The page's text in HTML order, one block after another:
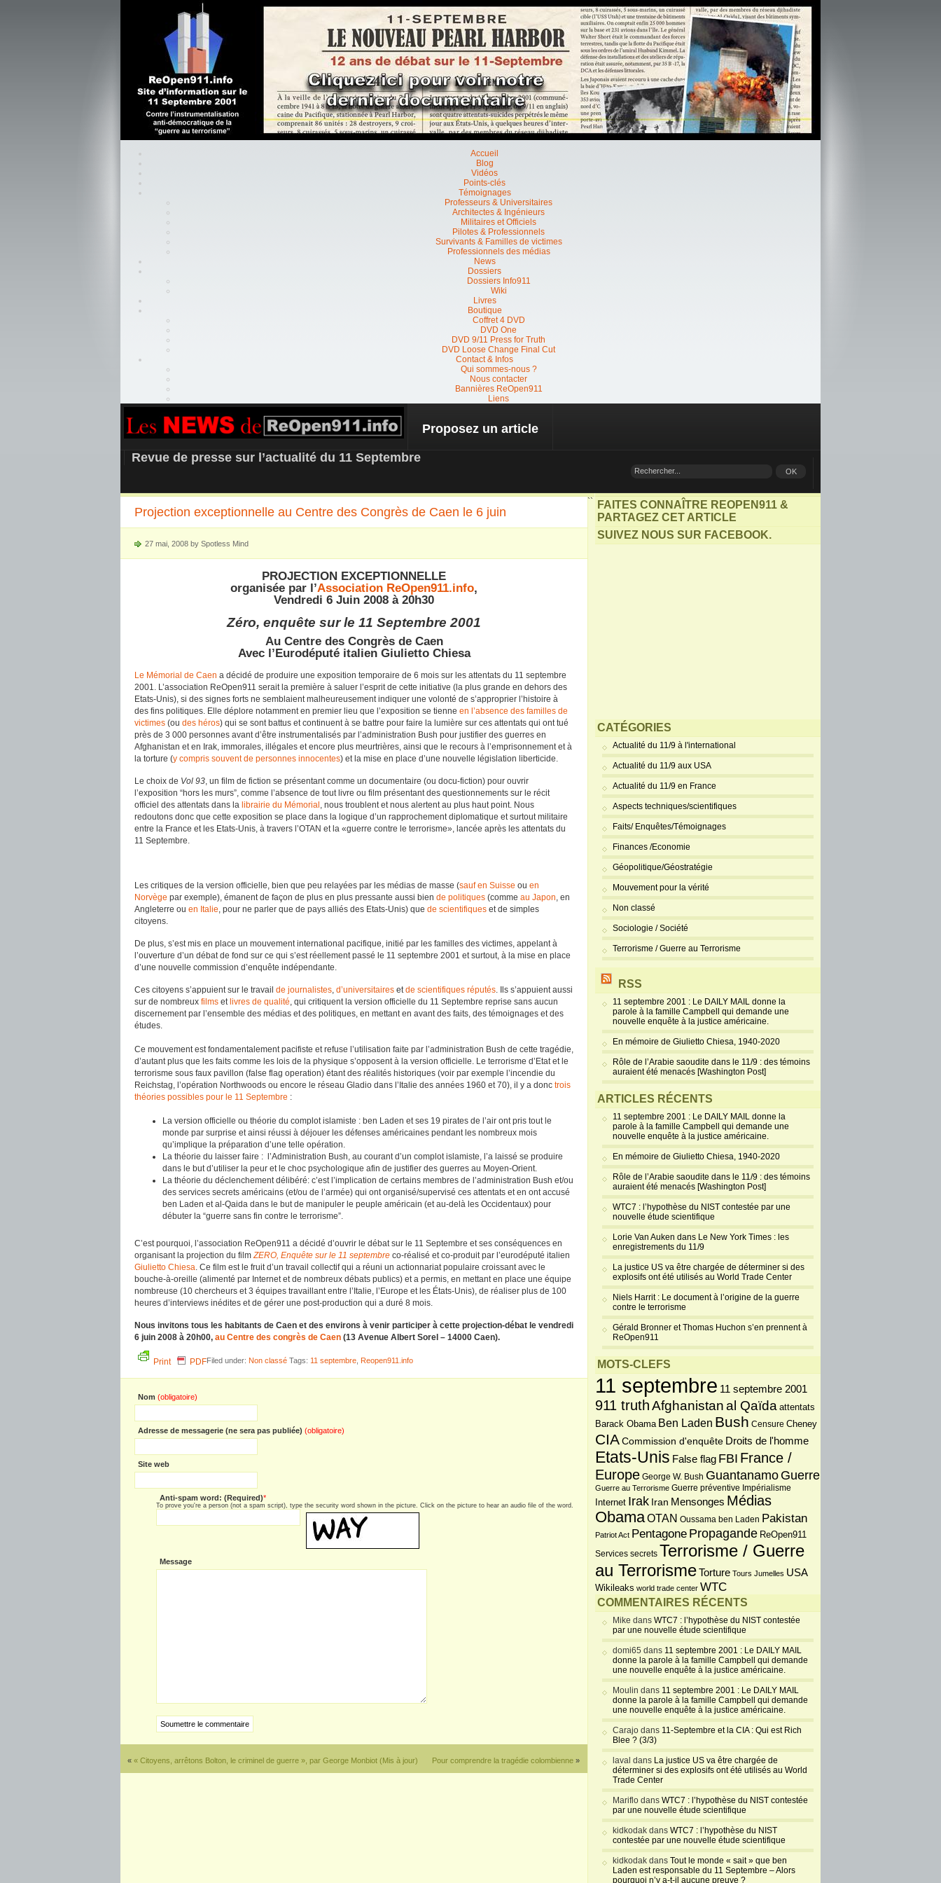
Accueil
Blog
Vidéos
Points-clés
Témoignages
Professeurs & Universitaires
Architectes & Ingénieurs
Militaires et Officiels
Pilotes & Professionnels
Survivants & Familles de victimes
Professionnels des médias
News
Dossiers
Dossiers Info911
Wiki
Livres
Boutique
Coffret 4 DVD
DVD One
DVD 9/11 Press for Truth
DVD Loose Change Final Cut
Contact & Infos
Qui sommes-nous ?
Nous contacter
Bannières ReOpen911
Liens
REOPEN911 – NEWS
Proposez un article
Revue de presse sur l’actualité du 11 Septembre
Projection exceptionnelle au Centre des Congrès de Caen le 6 juin
27 mai, 2008 by Spotless Mind
PROJECTION EXCEPTIONNELLE
organisée par l’Association ReOpen911.info,
Vendredi 6 Juin 2008 à 20h30
Zéro, enquête sur le 11 Septembre 2001
Au Centre des Congrès de Caen
Avec l’Eurodéputé italien Giulietto Chiesa
Le Mémorial de Caen a décidé de produire une exposition temporaire de 6 mois sur les attentats du 11 septembre
2001. L’association ReOpen911 serait la première à saluer l’esprit de cette initiative (la plus grande en dehors des
Etats-Unis), si des signes forts ne semblaient malheureusement indiquer une volonté de s’approprier l’histoire à
des fins politiques. Elle déplore notamment en premier lieu que l’exposition se tienne en l’absence des familles de
victimes (ou des héros) qui se sont battus et continuent à se battre pour faire la lumière sur ces attentats qui ont tué
près de 3 000 personnes avant d’être instrumentalisés par l’administration Bush pour justifier des guerres en
Afghanistan et en Irak, immorales, illégales et encore plus meurtrières, ainsi que le recours à l’emprisonnement et à
la torture (y compris souvent de personnes innocentes) et la mise en place d’une nouvelle législation liberticide.
Le choix de Vol 93, un film de fiction se présentant comme un documentaire (ou docu-fiction) pour ouvrir
l’exposition “hors les murs”, comme l’absence de tout livre ou film présentant des questionnements sur le récit
officiel des attentats dans la librairie du Mémorial , nous troublent et nous alertent au plus haut point. Nous
redoutons donc que cette exposition se place dans la logique d’un rapprochement diplomatique et surtout militaire
entre la France et les Etats-Unis, à travers l’OTAN et la «guerre contre le terrorisme», lancée après les attentats du
11 Septembre.
Les critiques de la version officielle, bien que peu relayées par les médias de masse (sauf en Suisse ou en
Norvège par exemple), émanent de façon de plus en plus pressante aussi bien de politiques (comme au Japon, en
Angleterre ou en Italie, pour ne parler que de pays alliés des Etats-Unis) que de scientifiques et de simples
citoyens.
De plus, s’est mis en place un mouvement international pacifique, initié par les familles des victimes, appelant à
l’ouverture d’un débat de fond sur ce qui s’est réellement passé le 11 septembre 2001 et surtout, à la mise en place
d’une nouvelle commission d’enquête indépendante.
Ces citoyens s’appuient sur le travail de journalistes, d’universitaires etde scientifiques réputés. Ils s’appuient aussi
sur de nombreux films et livres de qualité, qui critiquent la version officielle du 11 Septembre reprise sans aucun
discernement par l’ensemble des médias et des politiques, en mettant en avant des faits, des témoignages et des
études.
Ce mouvement est fondamentalement pacifiste et refuse l’utilisation faite par l’administration Bush de cette tragédie,
d’autant plus que les faits comme les lois de la physique s’opposent à la version officielle. Le terrorisme d’Etat et le
terrorisme sous faux pavillon (false flag operation) étant des réalités historiques (voir par exemple l’incendie du
Reichstag, l’opération Northwoods ou encore le réseau Gladio dans l’Italie des années 1960 et 70), il y a donc trois
théories possibles pour le 11 Septembre :
La version officielle ou théorie du complot islamiste : ben Laden et ses 19 pirates de l’air ont pris tout le
monde par surprise et ainsi réussi à déjouer les défenses américaines pendant les nombreux mois
qu’implique la préparation d’une telle opération.
La théorie du laisser faire : l’Administration Bush, au courant d’un complot islamiste, l’a laissé se produire
dans le but d’utiliser la peur et le choc psychologique afin de justifier des guerres au Moyen-Orient.
La théorie du déclenchement délibéré: c’est l’implication de certains membres de l’administration Bush et/ou
des services secrets américains (et/ou de l’armée) qui ont organisé/supervisé ces attentats et en ont accusé
ben Laden et al-Qaida dans le but de manipuler le peuple américain (et au-delà les Occidentaux) pour
débuter la “guerre sans fin contre le terrorisme”.
C’est pourquoi, l’association ReOpen911 a décidé d’ouvrir le débat sur le 11 Septembre et ses conséquences en
organisant la projection du filmZERO, Enquête sur le 11 septembre co-réalisé et co-produit par l’eurodéputé italien
Giulietto Chiesa. Ce film est le fruit d’un travail collectif qui a réuni un actionnariat populaire croissant avec le
bouche-à-oreille (alimenté par Internet et de nombreux débats publics) et a permis, en mettant en place une équipe
nombreuse (10 chercheurs et 3 équipes travaillant entre l’Italie, l’Europe et les États-Unis), de réaliser plus de 100
heures d’interviews inédites et de gérer une post-production qui a duré 8 mois.
Nous invitons tous les habitants de Caen et des environs à venir participer à cette projection-débat le vendredi
6 juin 2008 à 20h00, au Centre des congrès de Caen (13 Avenue Albert Sorel – 14000 Caen).
Print PDFFiled under: Non classé Tags: 11 septembre Reopen911.info
Nom (obligatoire)
Adresse de messagerie (ne sera pas publiée) (obligatoire)
Site web
Anti-spam word: (Required)*
To prove you're a person (not a spam script), type the security word shown in the picture. Click on the picture to hear an audio file of the word.
Message
« « Citoyens, arrêtons Bolton, le criminel de guerre », par George Monbiot (Mis à jour) Pour comprendre la tragédie colombienne »
``
FAITES CONNAÎTRE REOPEN911 &
PARTAGEZ CET ARTICLE
SUIVEZ NOUS SUR FACEBOOK.
CATÉGORIES
Actualité du 11/9 à l'international
Actualité du 11/9 aux USA
Actualité du 11/9 en France
Aspects techniques/scientifiques
Faits/ Enquêtes/Témoignages
Finances /Economie
Géopolitique/Géostratégie
Mouvement pour la vérité
Non classé
Sociologie / Société
Terrorisme / Guerre au Terrorisme
RSS
11 septembre 2001 : Le DAILY MAIL donne la
parole à la famille Campbell qui demande une
nouvelle enquête à la justice américaine.
En mémoire de Giulietto Chiesa, 1940-2020
Rôle de l’Arabie saoudite dans le 11/9 : des témoins
auraient été menacés [Washington Post]
ARTICLES RÉCENTS
11 septembre 2001 : Le DAILY MAIL donne la
parole à la famille Campbell qui demande une
nouvelle enquête à la justice américaine.
En mémoire de Giulietto Chiesa, 1940-2020
Rôle de l’Arabie saoudite dans le 11/9 : des témoins
auraient été menacés [Washington Post]
WTC7 : l’hypothèse du NIST contestée par une
nouvelle étude scientifique
Lorie Van Auken dans Le New York Times : les
enregistrements du 11/9
La justice US va être chargée de déterminer si des
explosifs ont été utilisés au World Trade Center
Niels Harrit : Le document à l’origine de la guerre
contre le terrorisme
Gérald Bronner et Thomas Huchon s’en prennent à
ReOpen911
MOTS-CLEFS
11 septembre 11 septembre 2001
911 truthAfghanistanal Qaïda attentats
Barack Obama Ben Laden Bush Censure Cheney
CIA Commission d'enquête Droits de l'homme
Etats-Unis False flag FBI France /
Europe George W. Bush Guantanamo Guerre
Guerre au Terrorisme Guerre préventive Impérialisme
Internet Irak Iran Mensonges Médias
ObamaOTAN Oussama ben Laden Pakistan
Patriot Act Pentagone Propagande ReOpen911
Services secrets Terrorisme / Guerre
au TerrorismeTorture Tours Jumelles USA
Wikileaks world trade center WTC
COMMENTAIRES RÉCENTS
Mike dans WTC7 : l’hypothèse du NIST contestée
par une nouvelle étude scientifique
domi65 dans 11 septembre 2001 : Le DAILY MAIL
donne la parole à la famille Campbell qui demande
une nouvelle enquête à la justice américaine.
Moulin dans 11 septembre 2001 : Le DAILY MAIL
donne la parole à la famille Campbell qui demande
une nouvelle enquête à la justice américaine.
Carajo dans 11-Septembre et la CIA : Qui est Rich
Blee ? (3/3)
laval dans La justice US va être chargée de
déterminer si des explosifs ont été utilisés au World
Trade Center
Mariflo dans WTC7 : l’hypothèse du NIST contestée
par une nouvelle étude scientifique
kidkodak dans WTC7 : l’hypothèse du NIST
contestée par une nouvelle étude scientifique
kidkodak dans Tout le monde « sait » que ben
Laden est responsable du 11 Septembre – Alors
pourquoi n’y a-t-il aucune preuve ?